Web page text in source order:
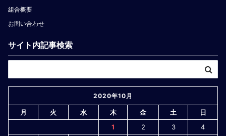
組合概要
お問い合わせ
サイト内記事検索
2020年10月
月 火 水 木 金 土
日
1
2 3 4